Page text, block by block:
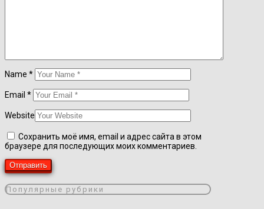
Name *
Email *
Website
Сохранить моё имя, email и адрес сайта в этом
браузере для последующих моих комментариев.
Популярные рубрики